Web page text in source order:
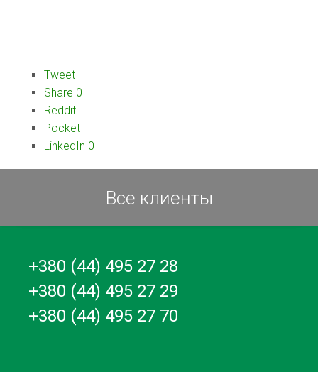
Tweet
Share 0
Reddit
Pocket
LinkedIn 0
Все клиенты
+380 (44) 495 27 28
+380 (44) 495 27 29
+380 (44) 495 27 70